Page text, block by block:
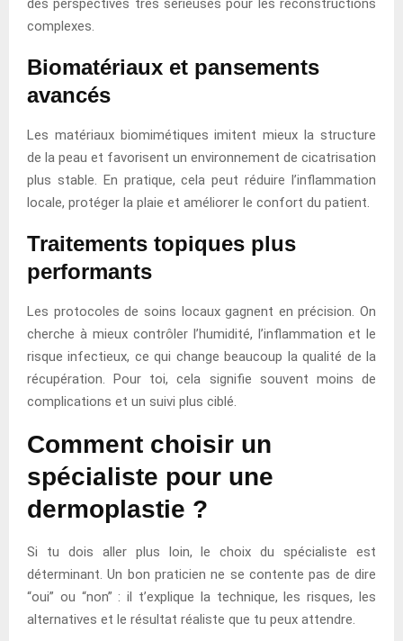
complexes.
Biomatériaux et pansements
avancés
Les matériaux biomimétiques imitent mieux la structure
de la peau et favorisent un environnement de cicatrisation
plus stable. En pratique, cela peut réduire l’inflammation
locale, protéger la plaie et améliorer le confort du patient.
Traitements topiques plus
performants
Les protocoles de soins locaux gagnent en précision. On
cherche à mieux contrôler l’humidité, l’inflammation et le
risque infectieux, ce qui change beaucoup la qualité de la
récupération. Pour toi, cela signifie souvent moins de
complications et un suivi plus ciblé.
Comment choisir un
spécialiste pour une
dermoplastie ?
Si tu dois aller plus loin, le choix du spécialiste est
déterminant. Un bon praticien ne se contente pas de dire
“oui” ou “non” : il t’explique la technique, les risques, les
alternatives et le résultat réaliste que tu peux attendre.